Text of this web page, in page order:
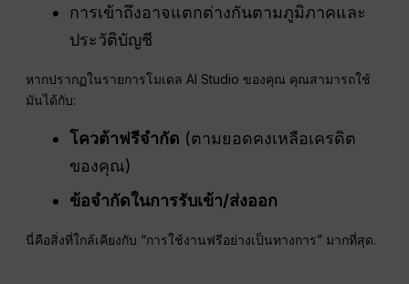
การเข้าถึงอาจแตกต่างกันตามภูมิภาคและ
ประวัติบัญชี
หากปรากฏในรายการโมเดล AI Studio ของคุณ คุณสามารถใช้
มันได้กับ:
โควต้าฟรีจำกัด (ตามยอดคงเหลือเครดิต
ของคุณ)
ข้อจำกัดในการรับเข้า/ส่งออก
นี่คือสิ่งที่ใกล้เคียงกับ “การใช้งานฟรีอย่างเป็นทางการ” มากที่สุด.